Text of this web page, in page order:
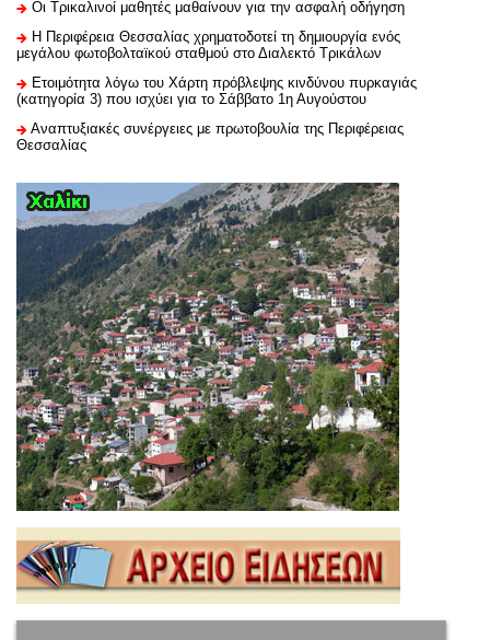
Οι Τρικαλινοί μαθητές μαθαίνουν για την ασφαλή οδήγηση
H Περιφέρεια Θεσσαλίας χρηματοδοτεί τη δημιουργία ενός
μεγάλου φωτοβολταϊκού σταθμού στο Διαλεκτό Τρικάλων
Ετοιμότητα λόγω του Χάρτη πρόβλεψης κινδύνου πυρκαγιάς
(κατηγορία 3) που ισχύει για το Σάββατο 1η Αυγούστου
Αναπτυξιακές συνέργειες με πρωτοβουλία της Περιφέρειας
Θεσσαλίας